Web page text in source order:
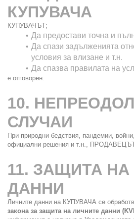
КУПУВАЧА
КУПУВАЧЪТ;
Да предостави точна и
Да спази задълженията
условия за влизане и т.н.
Да спазва правилата на
е отговорен.
10.
СЛУЧАИ
При природни бедствия, пандемии,
официални решения и т.н., ПРОДАВЕЦЪТ
11. ЗАЩИТА
ДАННИ
Личните данни на КУПУВАЧА се
закона за защита на личните данни